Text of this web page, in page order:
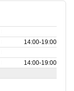
14:00‑19:00
14:00‑19:00